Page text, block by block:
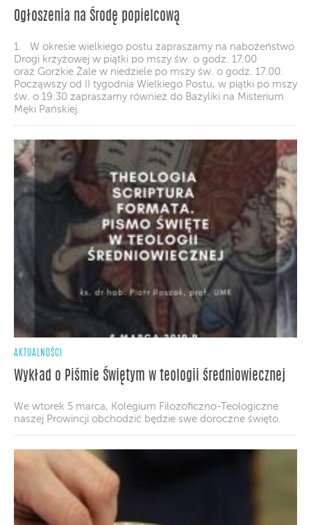
Ogłoszenia na Środę popielcową
1. W okresie wielkiego postu zapraszamy na nabożeństwo
Drogi krzyżowej w piątki po mszy św. o godz. 17.00
oraz Gorzkie Żale w niedziele po mszy św. o godz. 17.00.
Począwszy od II tygodnia Wielkiego Postu, w piątki po mszy
św. o 19:30 zapraszamy również do Bazyliki na Misterium
Męki Pańskiej.
AKTUALNOŚCI
Wykład o Piśmie Świętym w teologii średniowiecznej
We wtorek 5 marca, Kolegium Filozoficzno-Teologiczne
naszej Prowincji obchodzić będzie swe doroczne święto.